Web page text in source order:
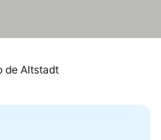
de Altstadt